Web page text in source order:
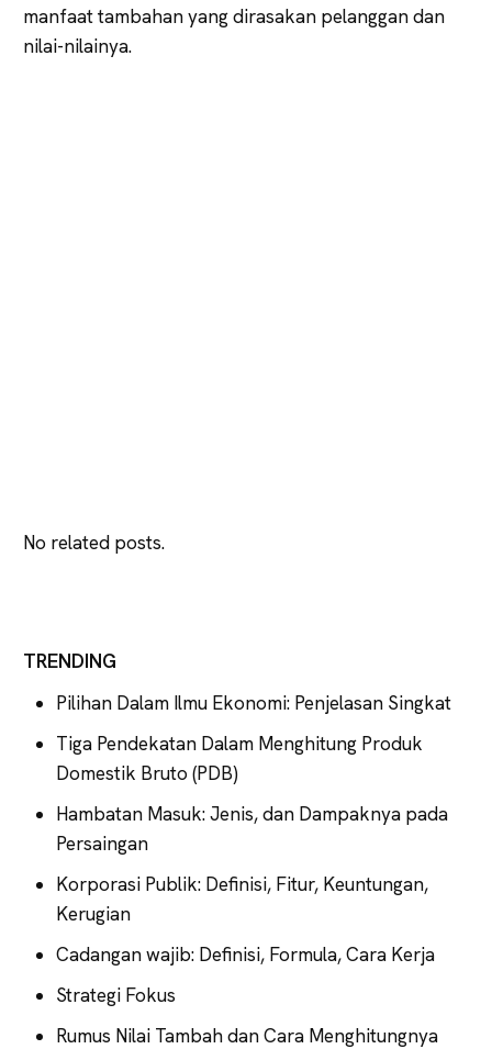
manfaat tambahan yang dirasakan pelanggan dan
nilai-nilainya.
No related posts.
TRENDING
Pilihan Dalam Ilmu Ekonomi: Penjelasan Singkat
Tiga Pendekatan Dalam Menghitung Produk
Domestik Bruto (PDB)
Hambatan Masuk: Jenis, dan Dampaknya pada
Persaingan
Korporasi Publik: Definisi, Fitur, Keuntungan,
Kerugian
Cadangan wajib: Definisi, Formula, Cara Kerja
Strategi Fokus
Rumus Nilai Tambah dan Cara Menghitungnya